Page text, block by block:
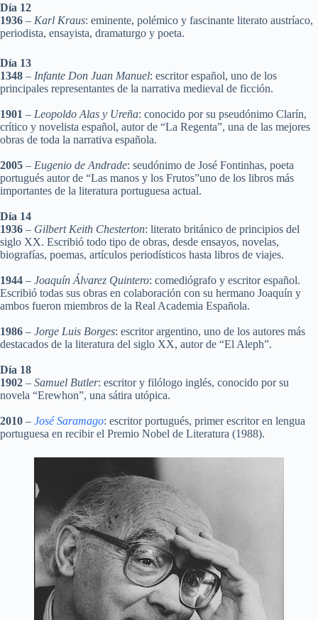
Día 12
1936 – Karl Kraus: eminente, polémico y fascinante literato austríaco,
periodista, ensayista, dramaturgo y poeta.
Día 13
1348 – Infante Don Juan Manuel: escritor español, uno de los
principales representantes de la narrativa medieval de ficción.
1901 – Leopoldo Alas y Ureña: conocido por su pseudónimo Clarín,
crítico y novelista español, autor de “La Regenta”, una de las mejores
obras de toda la narrativa española.
2005 – Eugenio de Andrade: seudónimo de José Fontinhas, poeta
portugués autor de “Las manos y los Frutos”uno de los libros más
importantes de la literatura portuguesa actual.
Día 14
1936 – Gilbert Keith Chesterton: literato británico de principios del
siglo XX. Escribió todo tipo de obras, desde ensayos, novelas,
biografías, poemas, artículos periodísticos hasta libros de viajes.
1944 – Joaquín Álvarez Quintero: comediógrafo y escritor español.
Escribió todas sus obras en colaboración con su hermano Joaquín y
ambos fueron miembros de la Real Academia Española.
1986 – Jorge Luis Borges: escritor argentino, uno de los autores más
destacados de la literatura del siglo XX, autor de “El Aleph”.
Día 18
1902 – Samuel Butler: escritor y filólogo inglés, conocido por su
novela “Erewhon”, una sátira utópica.
2010 – José Saramago: escritor portugués, primer escritor en lengua
portuguesa en recibir el Premio Nobel de Literatura (1988).